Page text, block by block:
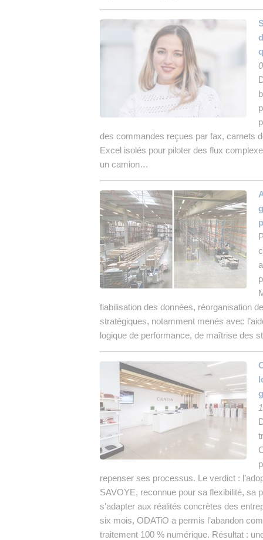
des commandes reçues par fax, carnets
Excel isolés pour piloter des flux
un camion…
fiabilisation des données, réorganisation
stratégiques, notamment menés avec
logique de performance, de maîtrise des
repenser ses processus. Le verdict :
SAVOYE, reconnue pour sa flexibilité, sa
s’adapter aux réalités concrètes des
six mois, ODATiO a permis l’abandon
traitement 100 % numérique. Résultat :